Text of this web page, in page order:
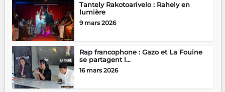
Tantely Rakotoarivelo : Rahely en
lumière
9 mars 2026
Rap francophone : Gazo et La Fouine
se partagent l...
16 mars 2026